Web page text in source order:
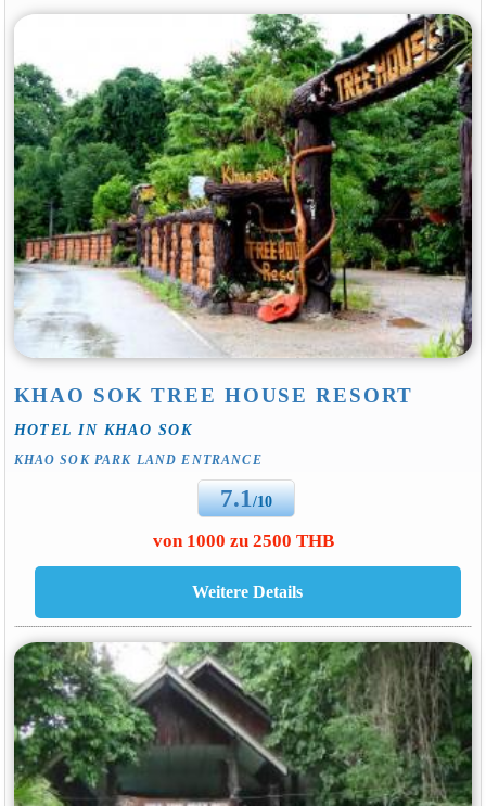
KHAO SOK TREE HOUSE RESORT
HOTEL IN KHAO SOK
KHAO SOK PARK LAND ENTRANCE
7.1/10
von 1000 zu 2500 THB